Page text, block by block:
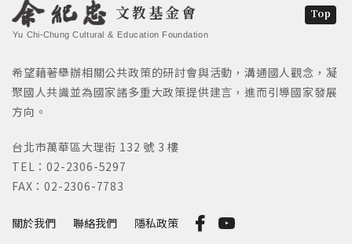
文教基金會
Yu Chi-Chung Cultural & Education Foundation
關於我們 聯絡我們 隱私政策
希望藉著舉辦相關公共政策的研討會與活動，溝通國人觀念，凝
聚國人共識並為國家諸多重大政策提供建言，進而引導國家發展
方向。
台北市萬華區大理街 132 號 3 樓
TEL：02-2306-5297
FAX：02-2306-7783
Top